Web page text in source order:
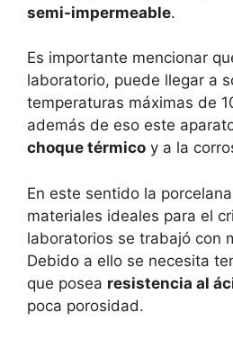
semi-impermeable.
Es importante mencionar
laboratorio, puede llegar a
temperaturas máximas de
además de eso este
choque térmico y a la
En este sentido la
materiales ideales para el
laboratorios se trabajó con
Debido a ello se necesita
que posea resistencia al
poca porosidad.